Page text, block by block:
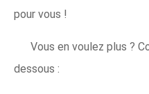
pour vous !
Vous en voulez plus ?
dessous :